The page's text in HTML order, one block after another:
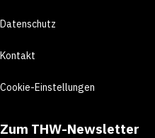
Datenschutz
Kontakt
Cookie-Einstellungen
Zum THW-Newsletter